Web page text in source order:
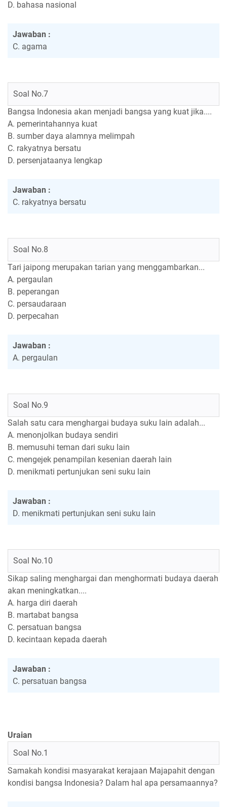
D. bahasa nasional
Jawaban :
C. agama
Soal No.7
Bangsa Indonesia akan menjadi bangsa yang kuat jika....
A. pemerintahannya kuat
B. sumber daya alamnya melimpah
C. rakyatnya bersatu
D. persenjataanya lengkap
Jawaban :
C. rakyatnya bersatu
Soal No.8
Tari jaipong merupakan tarian yang menggambarkan...
A. pergaulan
B. peperangan
C. persaudaraan
D. perpecahan
Jawaban :
A. pergaulan
Soal No.9
Salah satu cara menghargai budaya suku lain adalah...
A. menonjolkan budaya sendiri
B. memusuhi teman dari suku lain
C. mengejek penampilan kesenian daerah lain
D. menikmati pertunjukan seni suku lain
Jawaban :
D. menikmati pertunjukan seni suku lain
Soal No.10
Sikap saling menghargai dan menghormati budaya daerah
akan meningkatkan....
A. harga diri daerah
B. martabat bangsa
C. persatuan bangsa
D. kecintaan kepada daerah
Jawaban :
C. persatuan bangsa
Uraian
Soal No.1
Samakah kondisi masyarakat kerajaan Majapahit dengan
kondisi bangsa Indonesia? Dalam hal apa persamaannya?